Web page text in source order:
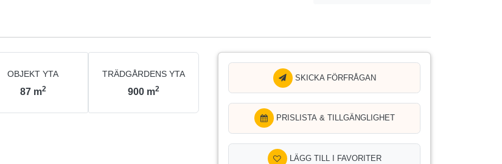
OBJEKT YTA
87 m2
TRÄDGÅRDENS YTA
900 m2
SKICKA FÖRFRÅGAN
PRISLISTA & TILLGÄNGLIGHET
LÄGG TILL I FAVORITER